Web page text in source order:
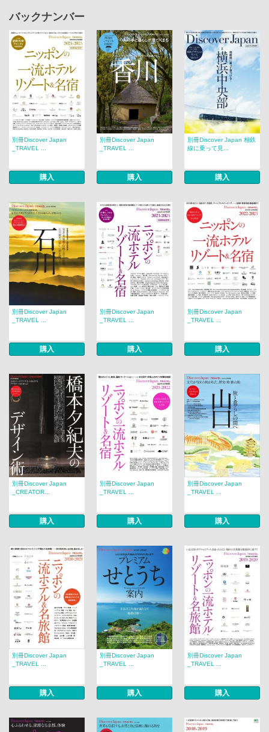
バックナンバー
別冊Discover Japan
_TRAVEL ...
購入
別冊Discover Japan
_TRAVEL ...
購入
別冊Discover Japan 相鉄
線に乗って見...
購入
別冊Discover Japan
_TRAVEL ...
購入
別冊Discover Japan
_TRAVEL ...
購入
別冊Discover Japan
_TRAVEL ...
購入
別冊Discover Japan
_CREATOR...
購入
別冊Discover Japan
_TRAVEL ...
購入
別冊Discover Japan
_TRAVEL ...
購入
別冊Discover Japan
_TRAVEL ...
購入
別冊Discover Japan
_TRAVEL ...
購入
別冊Discover Japan
_TRAVEL ...
購入